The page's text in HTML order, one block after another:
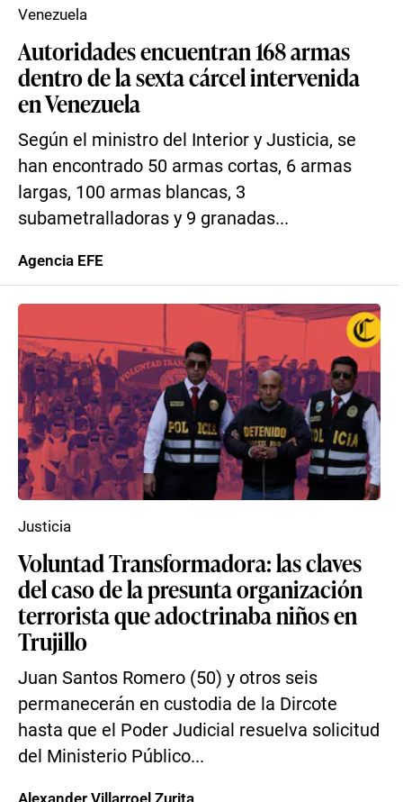
Autoridades encuentran 168 armas
dentro de la sexta cárcel intervenida
en Venezuela
Según el ministro del Interior y Justicia, se
han encontrado 50 armas cortas, 6 armas
largas, 100 armas blancas, 3
subametralladoras y 9 granadas...
Venezuela
Agencia EFE
Voluntad Transformadora: las claves
del caso de la presunta organización
terrorista que adoctrinaba niños en
Trujillo
Juan Santos Romero (50) y otros seis
permanecerán en custodia de la Dircote
hasta que el Poder Judicial resuelva solicitud
del Ministerio Público...
Justicia
Alexander Villarroel Zurita